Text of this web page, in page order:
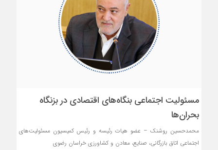
مسئولیت اجتماعی بنگاه‌های اقتصادی در بزنگاه
بحران‌ها
محمدحسین روشنک – عضو هیات رئیسه و رئیس کمیسیون مسئولیت‌های
اجتماعی اتاق بازرگانی، صنایع، معادن و کشاورزی خراسان رضوی